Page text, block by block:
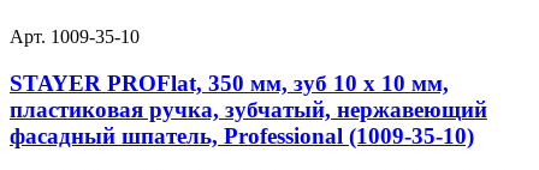
Арт. 1009-35-10
STAYER PROFlat, 350 мм, зуб 10 х 10 мм,
пластиковая ручка, зубчатый, нержавеющий
фасадный шпатель, Professional (1009-35-10)